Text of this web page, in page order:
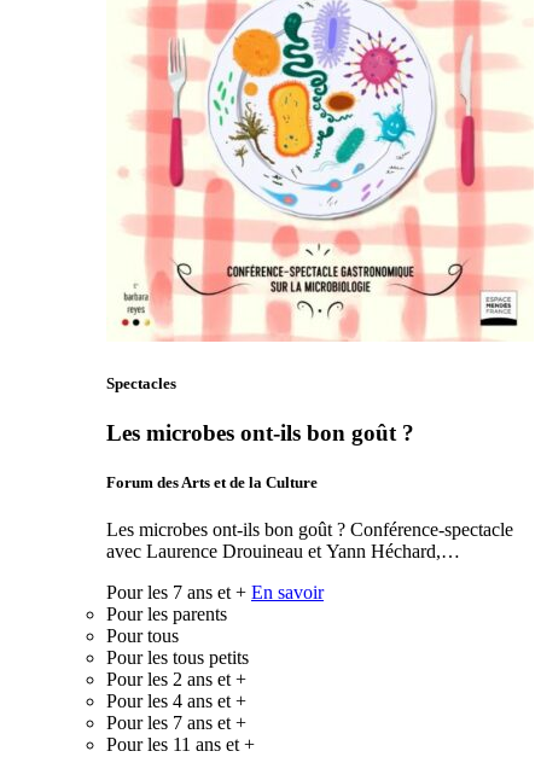
Spectacles
Les microbes ont-ils bon goût ?
Forum des Arts et de la Culture
Les microbes ont-ils bon goût ? Conférence-spectacle
avec Laurence Drouineau et Yann Héchard,…
Pour les 7 ans et + En savoir
Pour les parents
Pour tous
Pour les tous petits
Pour les 2 ans et +
Pour les 4 ans et +
Pour les 7 ans et +
Pour les 11 ans et +